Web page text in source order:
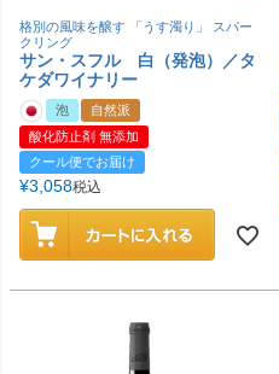
格別の風味を醸す 「うす濁り」 スパー
クリング
サン・スフル 白（発泡）／タ
ケダワイナリー
泡
自然派
酸化防止剤 無添加
クール便でお届け
¥3,058税込